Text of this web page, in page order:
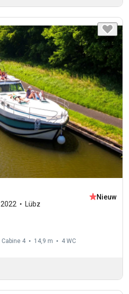
2022 Lübz
Nieuw
Cabine 4 14,9 m 4 WC